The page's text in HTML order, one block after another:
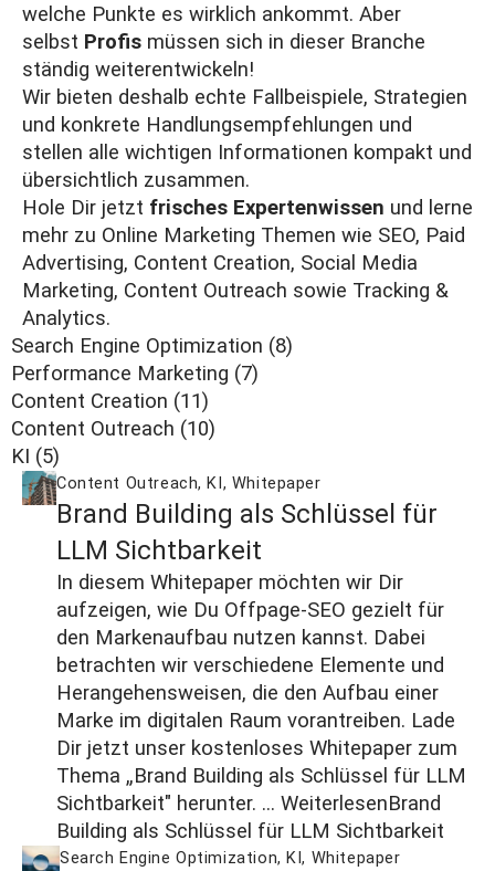
welche Punkte es wirklich ankommt. Aber
selbst Profis müssen sich in dieser Branche
ständig weiterentwickeln!
Wir bieten deshalb echte Fallbeispiele, Strategien
und konkrete Handlungsempfehlungen und
stellen alle wichtigen Informationen kompakt und
übersichtlich zusammen.
Hole Dir jetzt frisches Expertenwissen und lerne
mehr zu Online Marketing Themen wie SEO, Paid
Advertising, Content Creation, Social Media
Marketing, Content Outreach sowie Tracking &
Analytics.
Search Engine Optimization (8)
Performance Marketing (7)
Content Creation (11)
Content Outreach (10)
KI (5)
Content Outreach, KI , Whitepaper
Brand Building als Schlüssel für
LLM Sichtbarkeit
In diesem Whitepaper möchten wir Dir
aufzeigen, wie Du Offpage-SEO gezielt für
den Markenaufbau nutzen kannst. Dabei
betrachten wir verschiedene Elemente und
Herangehensweisen, die den Aufbau einer
Marke im digitalen Raum vorantreiben. Lade
Dir jetzt unser kostenloses Whitepaper zum
Thema „Brand Building als Schlüssel für LLM
Sichtbarkeit" herunter. ... WeiterlesenBrand
Building als Schlüssel für LLM Sichtbarkeit
Search Engine Optimization, KI, Whitepaper